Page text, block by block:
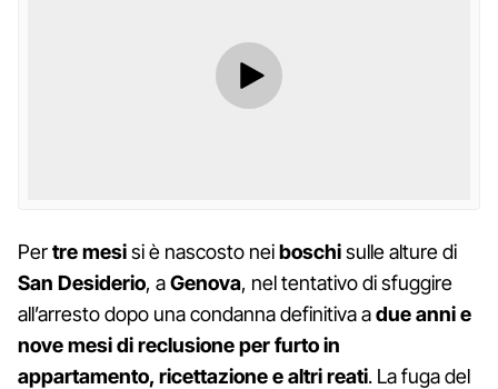
Pertre mesisi è nascosto neiboschisulle alture di
San Desiderio, aGenova, nel tentativo di sfuggire
all’arresto dopo una condanna definitiva adue anni e
nove mesi di reclusioneper furto in
appartamento, ricettazione e altri reati. La fuga del